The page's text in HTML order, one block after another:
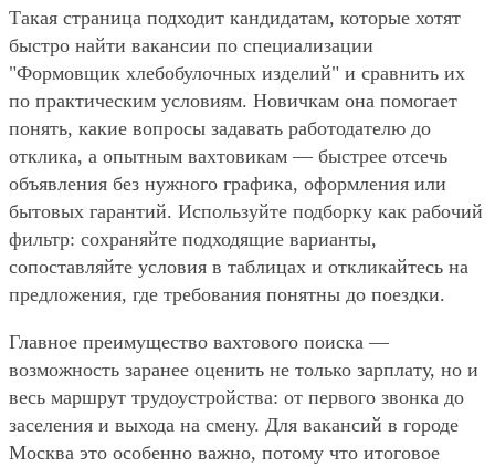
Такая страница подходит кандидатам, которые хотят
быстро найти вакансии по специализации
"Формовщик хлебобулочных изделий" и сравнить их
по практическим условиям. Новичкам она помогает
понять, какие вопросы задавать работодателю до
отклика, а опытным вахтовикам — быстрее отсечь
объявления без нужного графика, оформления или
бытовых гарантий. Используйте подборку как рабочий
фильтр: сохраняйте подходящие варианты,
сопоставляйте условия в таблицах и откликайтесь на
предложения, где требования понятны до поездки.
Главное преимущество вахтового поиска —
возможность заранее оценить не только зарплату, но и
весь маршрут трудоустройства: от первого звонка до
заселения и выхода на смену. Для вакансий в городе
Москва это особенно важно, потому что итоговое